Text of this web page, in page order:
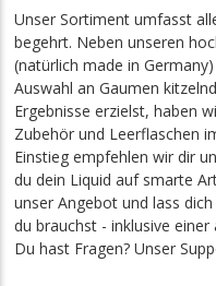
Unser Sortiment umfasst
begehrt. Neben unseren
(natürlich made in
Auswahl an Gaumen
Ergebnisse erzielst, haben
Zubehör und Leerflaschen
Einstieg empfehlen wir dir
du dein Liquid auf smarte
unser Angebot und lass
du brauchst - inklusive
Du hast Fragen? Unser